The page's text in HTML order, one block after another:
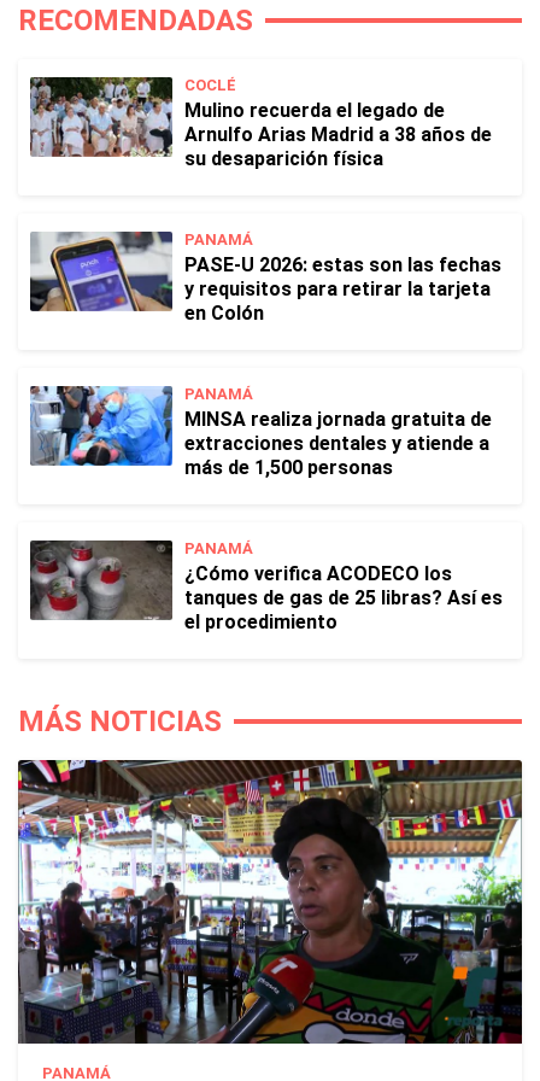
RECOMENDADAS
COCLÉ
Mulino recuerda el legado de
Arnulfo Arias Madrid a 38 años de
su desaparición física
PANAMÁ
PASE-U 2026: estas son las fechas
y requisitos para retirar la tarjeta
en Colón
PANAMÁ
MINSA realiza jornada gratuita de
extracciones dentales y atiende a
más de 1,500 personas
PANAMÁ
¿Cómo verifica ACODECO los
tanques de gas de 25 libras? Así es
el procedimiento
MÁS NOTICIAS
PANAMÁ